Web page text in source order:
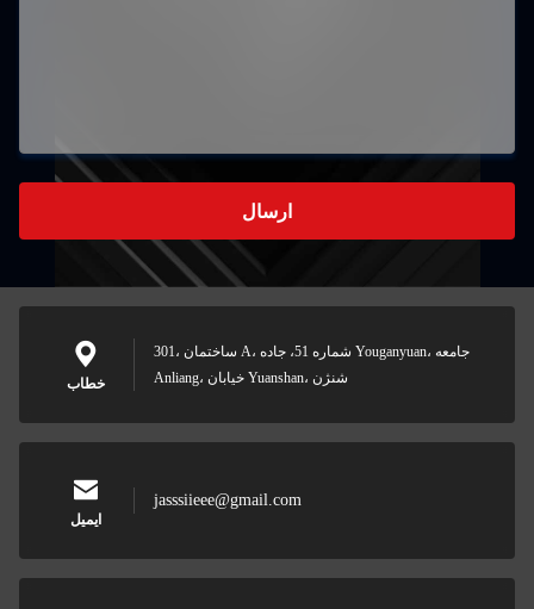
ارسال
خطاب
301، ساختمان A، شماره 51، جاده Youganyuan، جامعه
Anliang، خیابان Yuanshan، شنژن
ایمیل
jasssiieee@gmail.com